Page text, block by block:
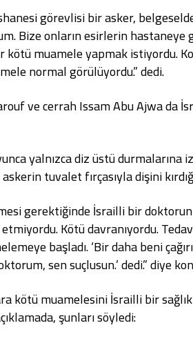
görevlisi bir asker,
Bize onların esirlerin
kötü muamele yapmak istiyordu.
normal görülüyordu.” dedi.
ve cerrah Issam Abu Ajwa da
yalnızca diz üstü
tuvalet fırçasıyla dişini
gerektiğinde İsrailli bir
Kötü davranıyordu.
başladı. ‘Bir daha beni
sen suçlusun.’ dedi.” diye
muamelesini İsrailli bir sağlık
şunlarısöyledi: